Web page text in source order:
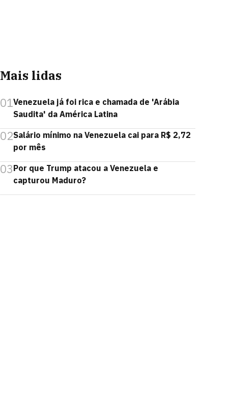
Mais lidas
01Venezuela já foi rica e chamada de 'Arábia
Saudita' da América Latina
02Salário mínimo na Venezuela cai para R$ 2,72
por mês
03Por que Trump atacou a Venezuela e
capturou Maduro?